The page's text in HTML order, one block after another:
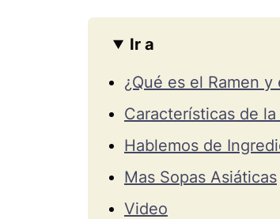
Ir a
¿Qué es el Ramen
Características de la
Hablemos de
Mas Sopas Asiáticas
Video